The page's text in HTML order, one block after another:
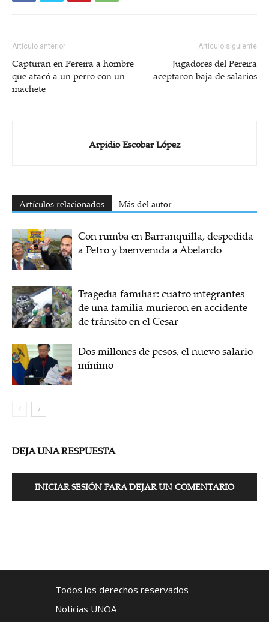
Artículo anterior
Capturan en Pereira a hombre
que atacó a un perro con un
machete
Artículo siguiente
Jugadores del Pereira
aceptaron baja de salarios
Arpidio Escobar López
Artículos relacionados Más del autor
Con rumba en Barranquilla, despedida
a Petro y bienvenida a Abelardo
Tragedia familiar: cuatro integrantes
de una familia murieron en accidente
de tránsito en el Cesar
Dos millones de pesos, el nuevo salario
mínimo
DEJA UNA RESPUESTA
INICIAR SESIÓN PARA DEJAR UN COMENTARIO
Todos los derechos reservados
Noticias UNOA